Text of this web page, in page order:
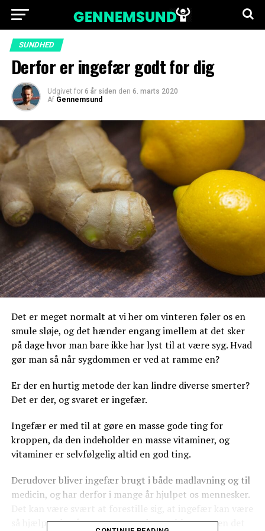
SUNDHED
Derfor er ingefær godt for dig
Udgivet for 6 år siden den 6. marts 2020
Af Gennemsund
Det er meget normalt at vi her om vinteren føler os en
smule sløje, og det hænder engang imellem at det sker
på dage hvor man bare ikke har lyst til at være syg. Hvad
gør man så når sygdommen er ved at ramme en?
Er der en hurtig metode der kan lindre diverse smerter?
Det er der, og svaret er ingefær.
Ingefær er med til at gøre en masse gode ting for
kroppen, da den indeholder en masse vitaminer, og
vitaminer er selvfølgelig altid en god ting.
Derudover bliver ingefær brugt i både madlavning og til
medicin, og har derfor i mange år hjulpet os mennesker.
så hjælpende på smerter og andre problemer, men det